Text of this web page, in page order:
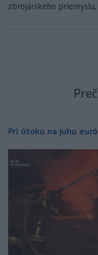
zbrojárskeho
Pri útoku na juhu